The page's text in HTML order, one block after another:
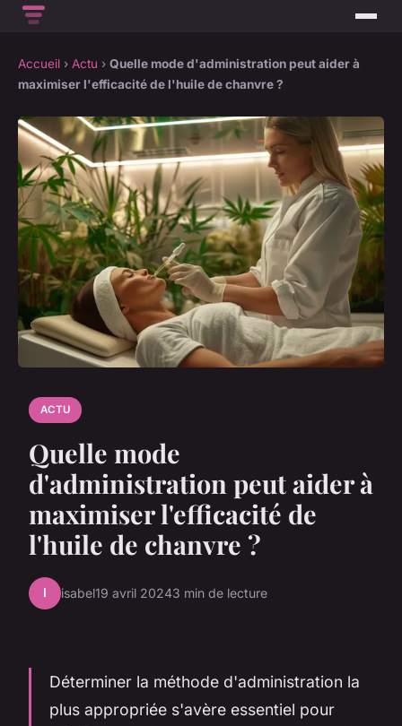
Accueil › Actu › Quelle mode d'administration peut aider à
maximiser l'efficacité de l'huile de chanvre ?
ACTU
Quelle mode
d'administration peut aider à
maximiser l'efficacité de
l'huile de chanvre ?
I isabel19 avril 20243 min de lecture
Déterminer la méthode d'administration la
plus appropriée s'avère essentiel pour